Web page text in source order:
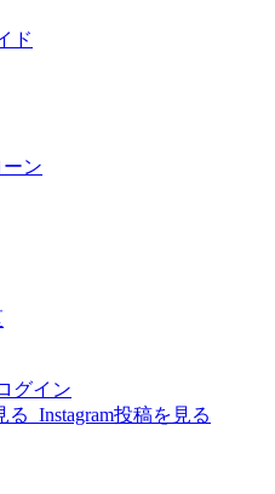
ド
ン
グイン
る Instagram投稿を見る